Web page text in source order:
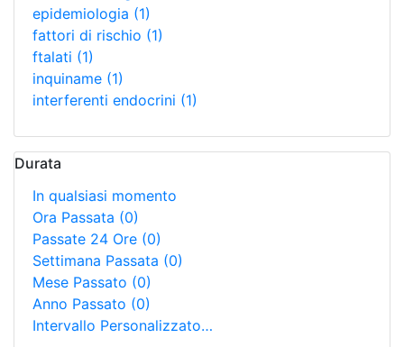
epidemiologia (1)
fattori di rischio (1)
ftalati (1)
inquiname (1)
interferenti endocrini (1)
Durata
In qualsiasi momento
Ora Passata (0)
Passate 24 Ore (0)
Settimana Passata (0)
Mese Passato (0)
Anno Passato (0)
Intervallo Personalizzato…